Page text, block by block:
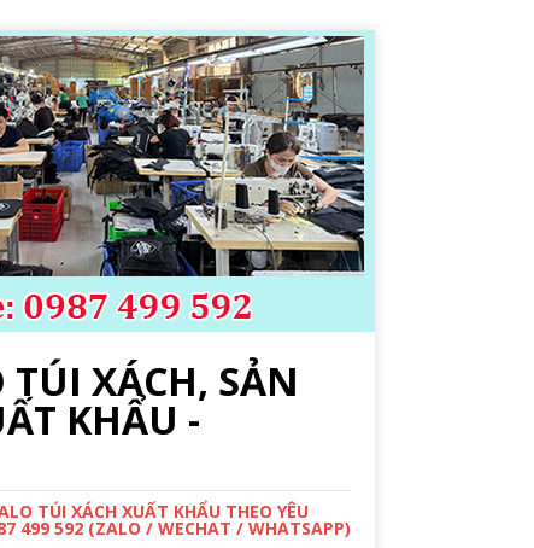
XÁCH, SẢN
KHẨU -
TÚI XÁCH XUẤT KHẨU THEO YÊU
499 592 (ZALO / WECHAT / WHATSAPP)